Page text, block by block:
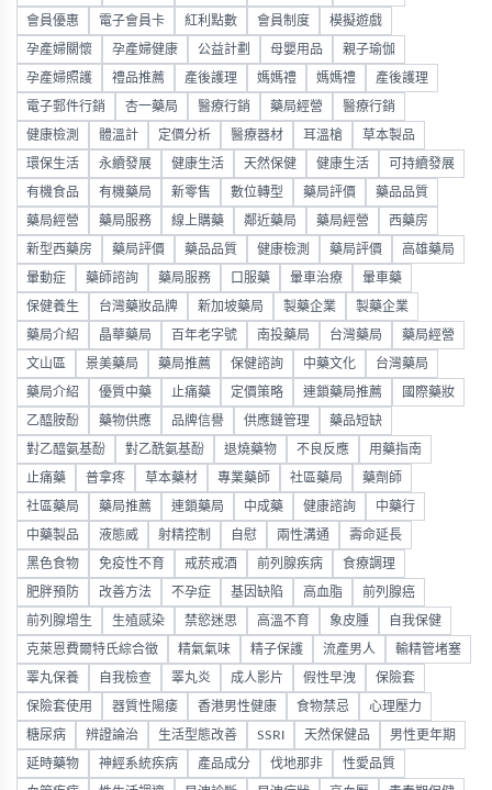
會員優惠 電子會員卡 紅利點數 會員制度 模擬遊戲
孕產婦關懷 孕產婦健康 公益計劃 母嬰用品 親子瑜伽
孕產婦照護 禮品推薦 產後護理 媽媽禮 媽媽禮 產後護理
電子郵件行銷 杏一藥局 醫療行銷 藥局經營 醫療行銷
健康檢測 體溫計 定價分析 醫療器材 耳溫槍 草本製品
環保生活 永續發展 健康生活 天然保健 健康生活 可持續發展
有機食品 有機藥局 新零售 數位轉型 藥局評價 藥品品質
藥局經營 藥局服務 線上購藥 鄰近藥局 藥局經營 西藥房
新型西藥房 藥局評價 藥品品質 健康檢測 藥局評價 高雄藥局
暈動症 藥師諮詢 藥局服務 口服藥 暈車治療 暈車藥
保健養生 台灣藥妝品牌 新加坡藥局 製藥企業 製藥企業
藥局介紹 晶華藥局 百年老字號 南投藥局 台灣藥局 藥局經營
文山區 景美藥局 藥局推薦 保健諮詢 中藥文化 台灣藥局
藥局介紹 優質中藥 止痛藥 定價策略 連鎖藥局推薦 國際藥妝
乙醯胺酚 藥物供應 品牌信譽 供應鏈管理 藥品短缺
對乙醯氨基酚 對乙酰氨基酚 退燒藥物 不良反應 用藥指南
止痛藥 普拿疼 草本藥材 專業藥師 社區藥局 藥劑師
社區藥局 藥局推薦 連鎖藥局 中成藥 健康諮詢 中藥行
中藥製品 液態威 射精控制 自慰 兩性溝通 壽命延長
黑色食物 免疫性不育 戒菸戒酒 前列腺疾病 食療調理
肥胖預防 改善方法 不孕症 基因缺陷 高血脂 前列腺癌
前列腺增生 生殖感染 禁慾迷思 高溫不育 象皮腫 自我保健
克萊恩費爾特氏綜合徵 精氣氣味 精子保護 流產男人 輸精管堵塞
睪丸保養 自我檢查 睪丸炎 成人影片 假性早洩 保險套
保險套使用 器質性陽痿 香港男性健康 食物禁忌 心理壓力
糖尿病 辨證論治 生活型態改善 SSRI 天然保健品 男性更年期
延時藥物 神經系統疾病 產品成分 伐地那非 性愛品質